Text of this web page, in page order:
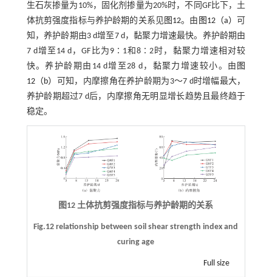
生石灰掺量为10%，固化剂掺量为20%时，不同GF比下，土
体抗剪强度指标与养护龄期的关系见图12。由 图12（a）
可
知，养护龄期由3 d增至7 d，黏聚力增速最快。养护龄期由
7 d增至14 d，GF比为9∶1和8∶2时，黏聚力增速相对较
快。养护龄期由14 d增至28 d，黏聚力增速较小。由 图
12（b）
可知，内摩擦角在养护龄期为3～7 d时增幅最大，
养护龄期超过7 d后，内摩擦角无明显增长趋势且最终趋于
稳定。
图12 土体抗剪强度指标与养护龄期的关系
Fig.12 relationship between soil shear strength index and
curing age
Full size